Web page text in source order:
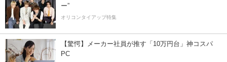
ー”
オリコンタイアップ特集
【驚愕】メーカー社員が推す「10万円台」神コスパ
PC